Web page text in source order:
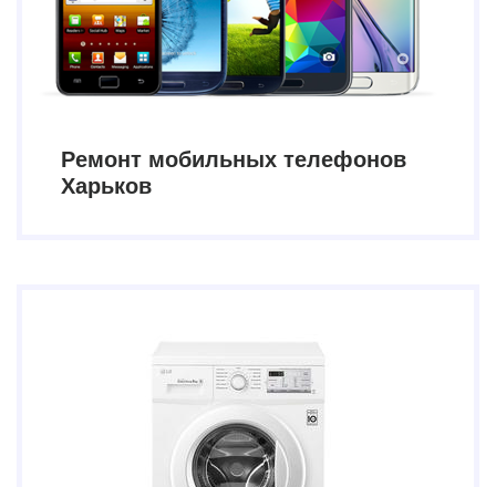
Ремонт мобильных телефонов
Харьков